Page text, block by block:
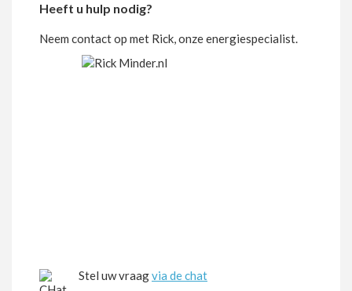
Heeft u hulp nodig?
Neem contact op met Rick, onze energiespecialist.
Stel uw vraagvia de chat